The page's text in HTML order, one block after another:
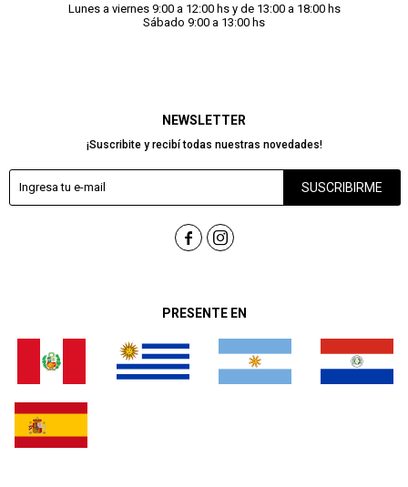
PRESENTE EN
NEWSLETTER
¡Suscribite y recibí todas nuestras novedades!
SUSCRIBIRME
 
Lunes a viernes 9:00 a 12:00 hs y de 13:00 a 18:00 hs
Sábado 9:00 a 13:00 hs